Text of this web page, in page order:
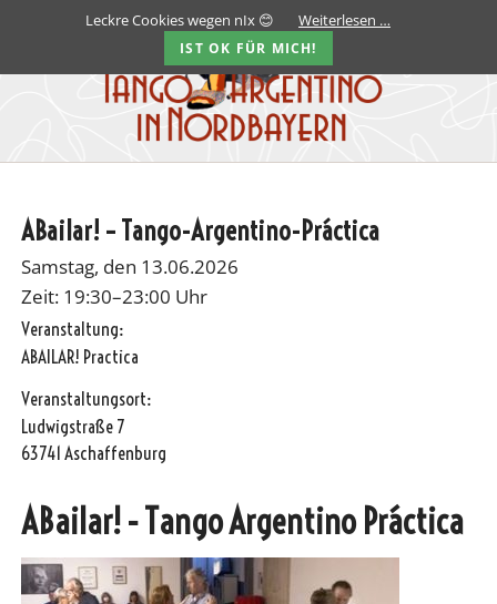
ABailar! – Tango-Argentino-Práctica
Samstag, den 13.06.2026
Zeit: 19:30–23:00 Uhr
Veranstaltung:
ABAILAR! Practica
Veranstaltungsort:
Ludwigstraße 7
63741 Aschaffenburg
ABailar! - Tango Argentino Práctica
Leckre Cookies wegen nIx 😊 Weiterlesen …
IST OK FÜR MICH!